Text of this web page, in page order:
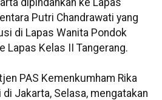
Putri Chandrawati yang
di Lapas Wanita Pondok
Lapas Kelas II Tangerang.
PAS Kemenkumham Rika
Jakarta, Selasa, mengatakan